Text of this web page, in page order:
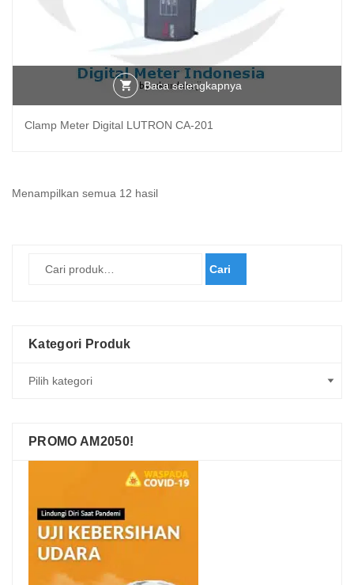
Baca selengkapnya
Clamp Meter Digital LUTRON CA-201
Menampilkan semua 12 hasilDiurutkan
Cari
Kategori Produk
PROMO AM2050!